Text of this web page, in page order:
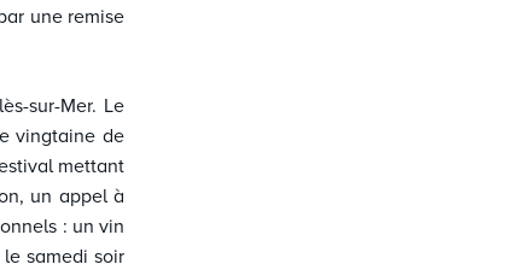
une remise
sur-Mer. Le
vingtaine de
mettant
un appel à
: un vin
samedi soir